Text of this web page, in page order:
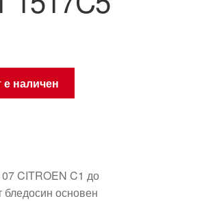
е наличен
CITROEN C1 до
бледосин основен